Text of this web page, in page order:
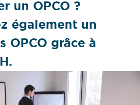
un OPCO ?
également un
OPCO grâce à